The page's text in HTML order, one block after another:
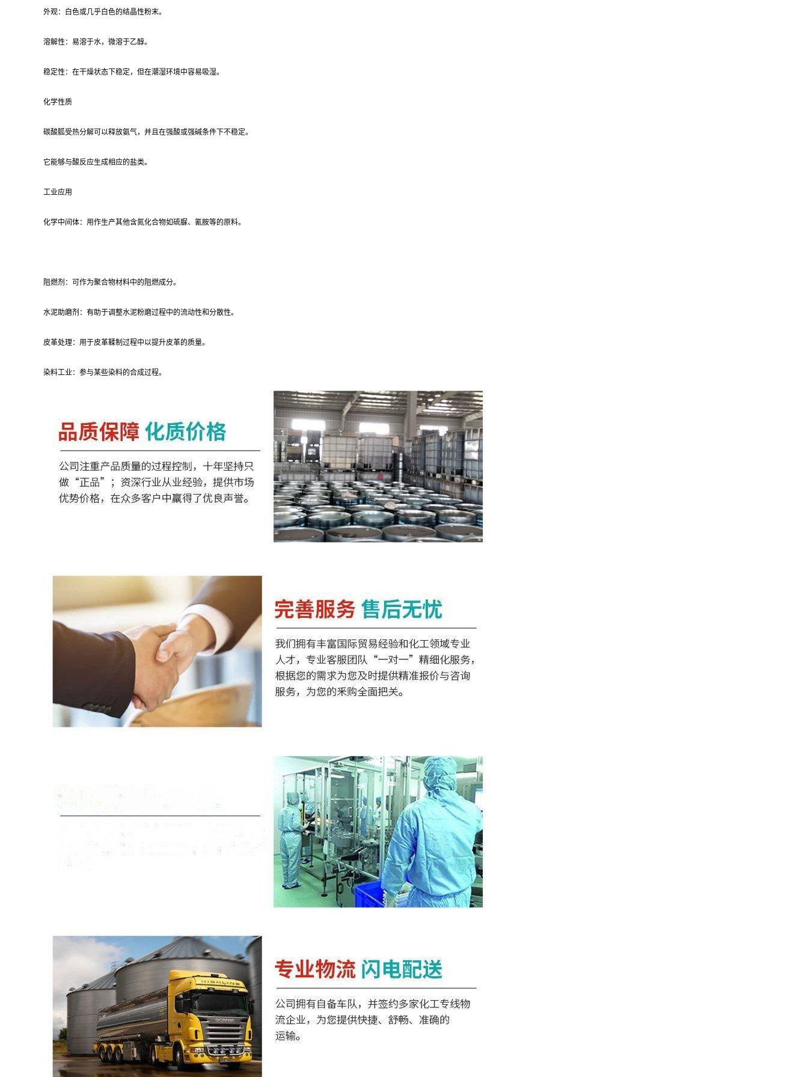
外观：白色或几乎白色的结晶性粉末。
溶解性：易溶于水，微溶于乙醇。
稳定性：在干燥状态下稳定，但在潮湿环境中容易吸湿。
化学性质
碳酸胍受热分解可以释放氨气，并且在强酸或强碱条件下不稳定。
它能够与酸反应生成相应的盐类。
工业应用
化学中间体：用作生产其他含氮化合物如硫脲、氰胺等的原料。
阻燃剂：可作为聚合物材料中的阻燃成分。
水泥助磨剂：有助于调整水泥粉磨过程中的流动性和分散性。
皮革处理：用于皮革鞣制过程中以提升皮革的质量。
染料工业：参与某些染料的合成过程。